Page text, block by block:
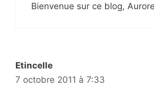
Bienvenue sur ce blog,
Etincelle
7 octobre 2011 à 7:33